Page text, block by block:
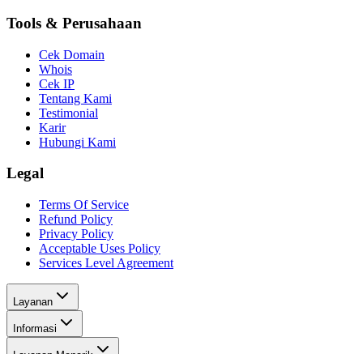
Tools & Perusahaan
Cek Domain
Whois
Cek IP
Tentang Kami
Testimonial
Karir
Hubungi Kami
Legal
Terms Of Service
Refund Policy
Privacy Policy
Acceptable Uses Policy
Services Level Agreement
Layanan
Informasi